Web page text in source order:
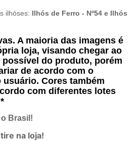
ilhóses: Ilhós de Ferro - Nº54 e Ilhós
A maioria das imagens é
loja, visando chegar ao
do produto, porém
de acordo com o
Cores também
com diferentes lotes
Brasil!
na loja!